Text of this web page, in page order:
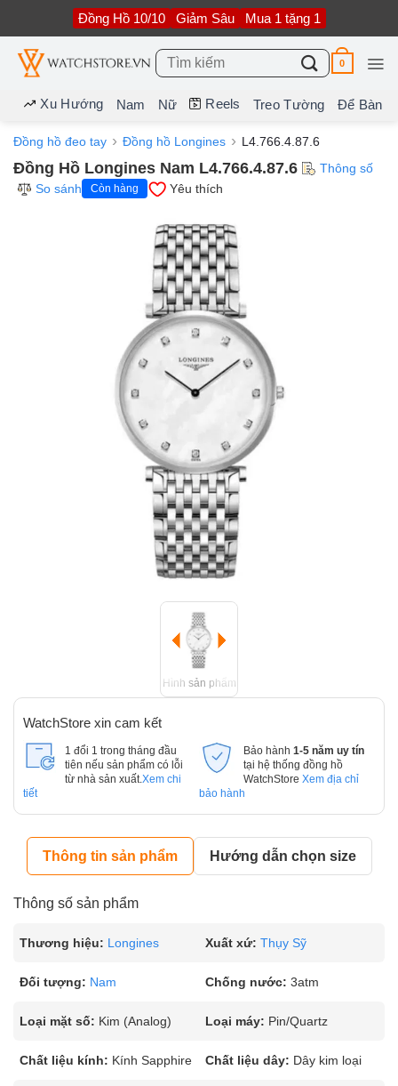
nội
dung
Đồng Hồ 10/10 Giảm Sâu Mua 1 tặng 1
Tìm
kiếm:
0
Xu Hướng Nam Nữ Reels Treo Tường Để Bàn
Đồng hồ đeo tay Đồng hồ Longines L4.766.4.87.6
Đồng Hồ Longines Nam L4.766.4.87.6
Thông số
So sánh
Còn hàng Yêu thích
Hình sản phẩm
WatchStore xin cam kết
1 đổi 1 trong tháng đầu
tiên nếu sản phẩm có lỗi
từ nhà sản xuất. Xem chi
tiết
Bảo hành 1-5 năm uy tín
tại hệ thống đồng hồ
WatchStore Xem địa chỉ
bảo hành
Thông tin sản phẩm Hướng dẫn chọn size
Thông số sản phẩm
Thương hiệu: Longines Xuất xứ: Thụy Sỹ
Đối tượng: Nam Chống nước: 3atm
Loại mặt số: Kim (Analog) Loại máy: Pin/Quartz
Chất liệu kính: Kính Sapphire Chất liệu dây: Dây kim loại